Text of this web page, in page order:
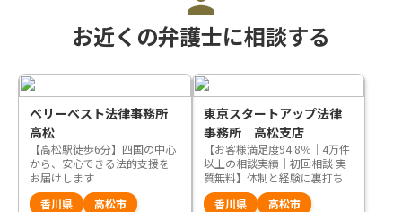
お近くの弁護士に相談する
ベリーベスト法律事務所
高松
【高松駅徒歩6分】四国の中心
から、安心できる法的支援を
お届けします
香川県
高松市
東京スタートアップ法律
事務所 高松支店
【お客様満足度94.8％｜4万件
以上の相談実績｜初回相談 実
質無料】体制と経験に裏打ち
された、寄り添うサポート
香川県 高松市